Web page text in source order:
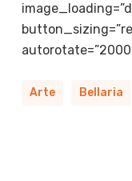
Arte Bellaria